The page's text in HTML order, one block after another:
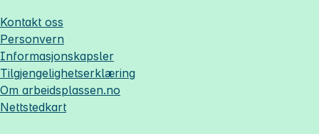
Kontakt oss
Personvern
Informasjonskapsler
Tilgjengelighetserklæring
Om arbeidsplassen.no
Nettstedkart